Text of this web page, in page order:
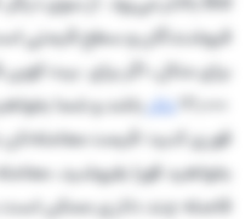
فروشندگان و سطح قیمتی
دلارباشد و شما
فاصله چند دلاری ممکن است